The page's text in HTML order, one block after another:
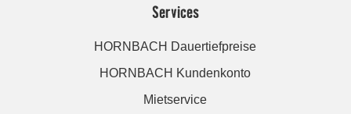
Services
HORNBACH Dauertiefpreise
HORNBACH Kundenkonto
Mietservice